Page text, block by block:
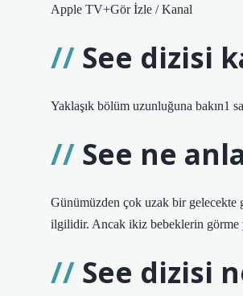
Apple TV+Gör İzle / Kanal
See dizisi
Yaklaşık bölüm uzunluğuna bakın1
See ne
Günümüzden çok uzak bir gelecekte
ilgilidir. Ancak ikiz bebeklerin görme
See dizisi